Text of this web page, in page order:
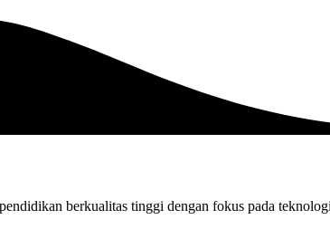
berkualitas tinggi dengan fokus pada